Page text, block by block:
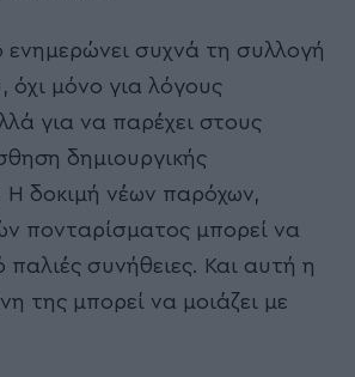
ενημερώνει συχνά τη συλλογή
όχι μόνο για λόγους
για να παρέχει στους
δημιουργικής
Η δοκιμή νέων παρόχων,
πονταρίσματος μπορεί να
συνήθειες. Και αυτή η
της μπορεί να μοιάζει με